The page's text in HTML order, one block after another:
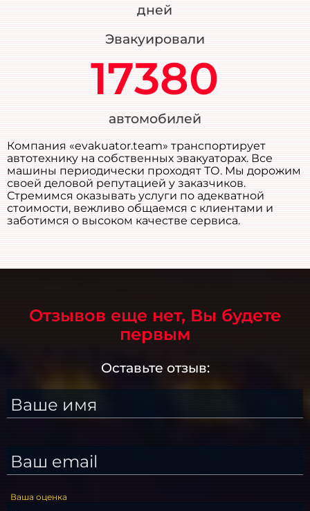
дней
Эвакуировали
17380
автомобилей
Компания «evakuator.team» транспортирует
автотехнику на собственных эвакуаторах. Все
машины периодически проходят ТО. Мы дорожим
своей деловой репутацией у заказчиков.
Стремимся оказывать услуги по адекватной
стоимости, вежливо общаемся с клиентами и
заботимся о высоком качестве сервиса.
Отзывов еще нет, Вы будете
первым
Оставьте отзыв:
Ваше имя
Ваш email
Ваша оценка